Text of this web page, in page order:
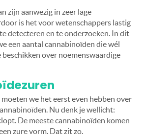
zijn aanwezig in zeer lage
is het voor wetenschappers lastig
detecteren en te onderzoeken. In dit
een aantal cannabinoïden die wél
over noemenswaardige
we het eerst even hebben over
Nu denk je wellicht:
De meeste cannabinoïden komen
zure vorm. Dat zit zo.